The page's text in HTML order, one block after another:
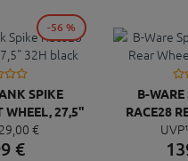
SPIKE
WHEEL, 27,5"
00 €
€
-56 %
B-
RACE28